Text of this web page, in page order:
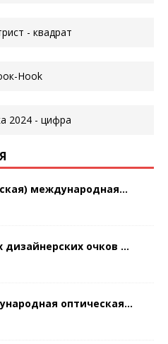
международная...
очков ...
оптическая...